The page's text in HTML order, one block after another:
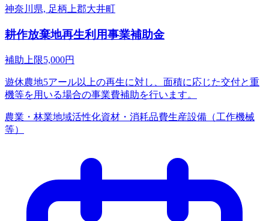
神奈川県, 足柄上郡大井町
耕作放棄地再生利用事業補助金
補助上限5,000円
遊休農地5アール以上の再生に対し、面積に応じた交付と重
機等を用いる場合の事業費補助を行います。
農業・林業地域活性化資材・消耗品費生産設備（工作機械
等）